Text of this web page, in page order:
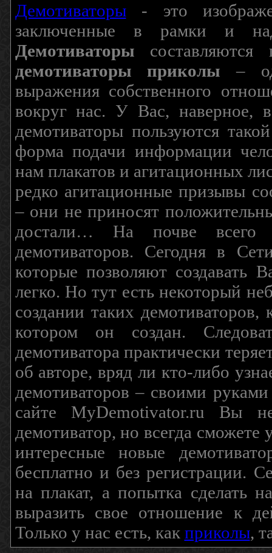
Демотиваторы- это
заключенные в рамки и
Демотиваторы составляются
демотиваторы приколы –
выражения собственного
вокруг нас. У Вас, наверное,
демотиваторы пользуются
форма подачи информации
нам плакатов и агитационных
редко агитационные призывы
– они не приносят
достали… На почве всего
демотиваторов. Сегодня в
которые позволяют создавать
легко. Но тут есть некоторый
создании таких
котором он создан.
демотиватора практически
об авторе, вряд ли кто-либо
демотиваторов – своими
сайте MyDemotivator.ru Вы
демотиватор, но всегда сможете
интересные новые
бесплатно и без регистрации.
на плакат, а попытка
выразить свое отношение к
Только у нас есть, как приколы,